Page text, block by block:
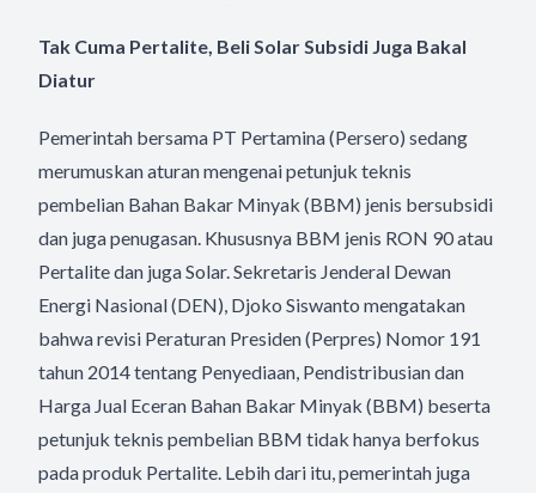
Tak Cuma Pertalite, Beli Solar Subsidi Juga Bakal
Diatur
Pemerintah bersama PT Pertamina (Persero) sedang
merumuskan aturan mengenai petunjuk teknis
pembelian Bahan Bakar Minyak (BBM) jenis bersubsidi
dan juga penugasan. Khususnya BBM jenis RON 90 atau
Pertalite dan juga Solar. Sekretaris Jenderal Dewan
Energi Nasional (DEN), Djoko Siswanto mengatakan
bahwa revisi Peraturan Presiden (Perpres) Nomor 191
tahun 2014 tentang Penyediaan, Pendistribusian dan
Harga Jual Eceran Bahan Bakar Minyak (BBM) beserta
petunjuk teknis pembelian BBM tidak hanya berfokus
pada produk Pertalite. Lebih dari itu, pemerintah juga